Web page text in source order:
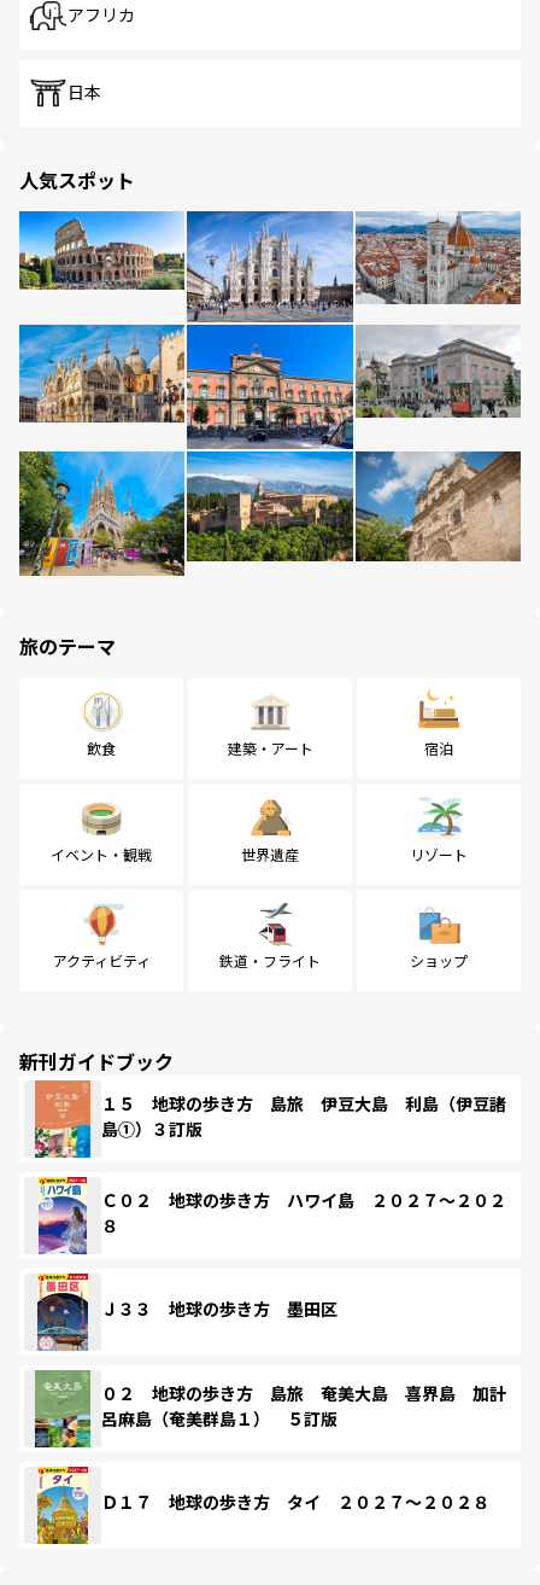
アフリカ
日本
人気スポット
旅のテーマ
飲食 建築・アート 宿泊
イベント・観戦 世界遺産 リゾート
アクティビティ 鉄道・フライト ショップ
新刊ガイドブック
１５ 地球の歩き方 島旅 伊豆大島 利島（伊豆諸
島①）３訂版
Ｃ０２ 地球の歩き方 ハワイ島 ２０２７～２０２
８
Ｊ３３ 地球の歩き方 墨田区
０２ 地球の歩き方 島旅 奄美大島 喜界島 加計
呂麻島（奄美群島１） ５訂版
Ｄ１７ 地球の歩き方 タイ ２０２７～２０２８